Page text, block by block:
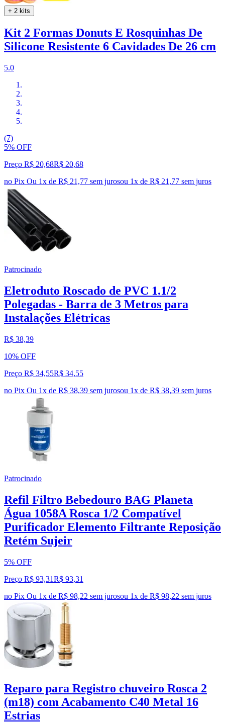
+ 2 kits
Kit 2 Formas Donuts E Rosquinhas De
Silicone Resistente 6 Cavidades De 26 cm
5.0
(7)
5% OFF
Preço R$ 20,68R$ 20,68
no Pix Ou 1x de R$ 21,77 sem jurosou 1x de R$ 21,77 sem juros
Patrocinado
Eletroduto Roscado de PVC 1.1/2
Polegadas - Barra de 3 Metros para
Instalações Elétricas
R$ 38,39
10% OFF
Preço R$ 34,55R$ 34,55
no Pix Ou 1x de R$ 38,39 sem jurosou 1x de R$ 38,39 sem juros
Patrocinado
Refil Filtro Bebedouro BAG Planeta
Água 1058A Rosca 1/2 Compatível
Purificador Elemento Filtrante Reposição
Retém Sujeir
5% OFF
Preço R$ 93,31R$ 93,31
no Pix Ou 1x de R$ 98,22 sem jurosou 1x de R$ 98,22 sem juros
Reparo para Registro chuveiro Rosca 2
(m18) com Acabamento C40 Metal 16
Estrias